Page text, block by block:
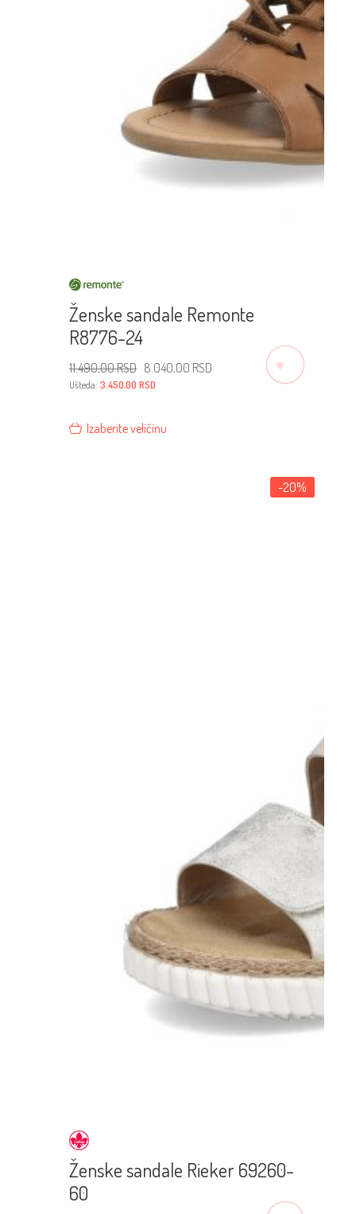
Ženske sandale Remonte
R8776-24
11.490,00RSD Originalna
cena
je
bila:
11.490,00 RSD.
8.040,00 RSD
8.040,00 RSD.
Ušteda: 3.450,00 RSD
Izaberite veličinu
-20%
Ženske sandale Rieker 69260-
60